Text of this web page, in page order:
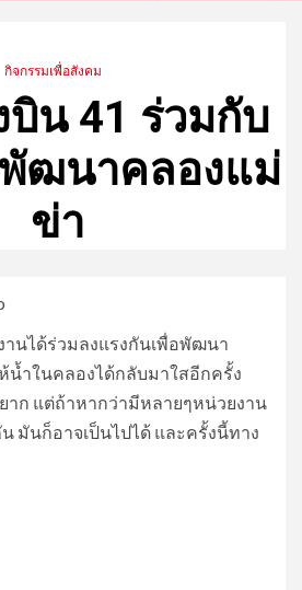
กิจกรรมเพื่อสังคม
น 41 ร่วมกับ
ฒนาคลองแม่
ข่า
นได้ร่วมลงแรงกันเพื่อพัฒนา
น้ำในคลองได้กลับมาใสอีกครั้ง
าก แต่ถ้าหากว่ามีหลายๆหน่วยงาน
มันก็อาจเป็นไปได้ และครั้งนี้ทาง